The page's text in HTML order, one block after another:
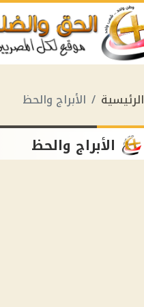
الرئيسية الأبراج والحظ
الأبراج والحظ